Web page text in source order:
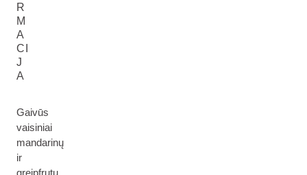
R
M
A
CI
J
A
Gaivūs
vaisiniai
mandarinų
ir
greipfrutų